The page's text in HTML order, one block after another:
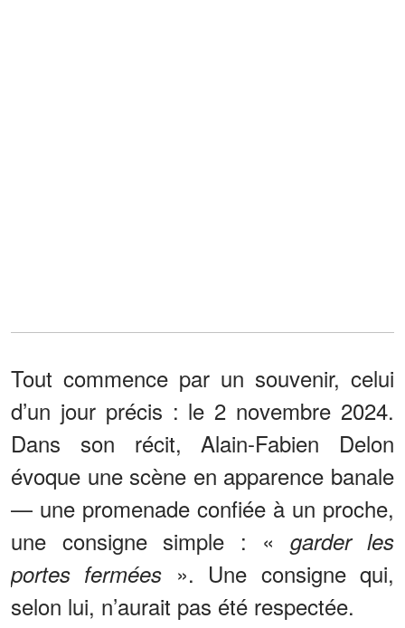
Tout commence par un souvenir, celui
d’un jour précis : le 2 novembre 2024.
Dans son récit, Alain-Fabien Delon
évoque une scène en apparence banale
— une promenade confiée à un proche,
une consigne simple : « garder les
portes fermées ». Une consigne qui,
selon lui, n’aurait pas été respectée.